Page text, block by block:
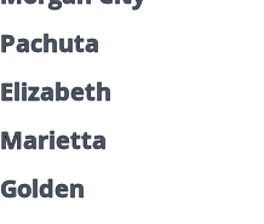
Pachuta
Elizabeth
Marietta
Golden